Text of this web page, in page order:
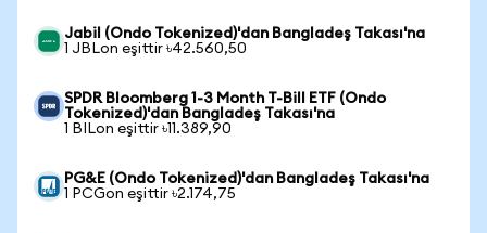
Jabil (Ondo Tokenized)'dan Bangladeş Takası'na
1 JBLon eşittir ৳42.560,50
SPDR Bloomberg 1-3 Month T-Bill ETF (Ondo
Tokenized)'dan Bangladeş Takası'na
1 BILon eşittir ৳11.389,90
PG&E (Ondo Tokenized)'dan Bangladeş Takası'na
1 PCGon eşittir ৳2.174,75